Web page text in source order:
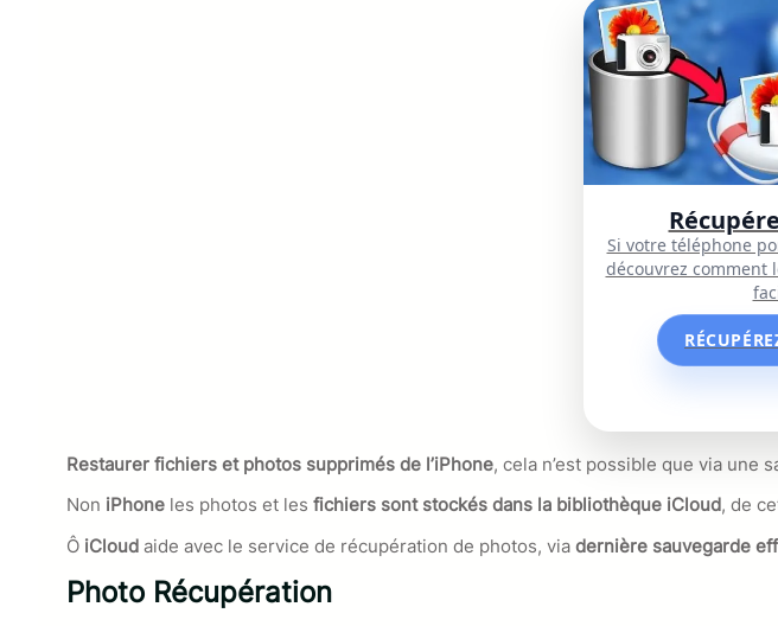
Si votre téléphone
découvrez comment
Restaurer fichiers et photos supprimés de l’iPhone, cela n’est possible que via une
Non iPhone les photos et les fichiers sont stockés dans la bibliothèque iCloud, de
Ô iCloud aide avec le service de récupération de photos, via dernière sauvegarde
Photo Récupération